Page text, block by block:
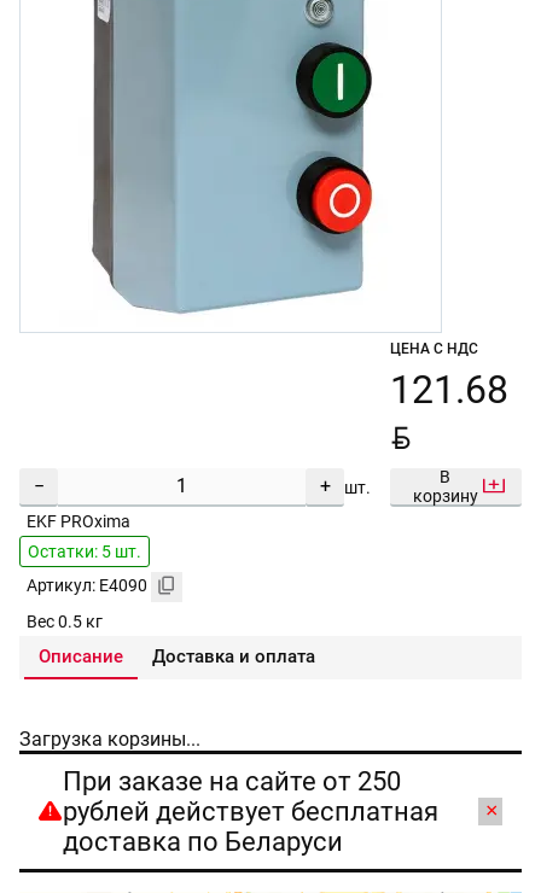
− + шт.
ЦЕНА С НДС
121.68
BYN
В
корзину
EKF PROxima
Остатки: 5 шт.
Артикул: E4090
Вес 0.5 кг
Описание Доставка и оплата
Загрузка корзины...
При заказе на сайте от 250
рублей действует бесплатная
доставка по Беларуси
×